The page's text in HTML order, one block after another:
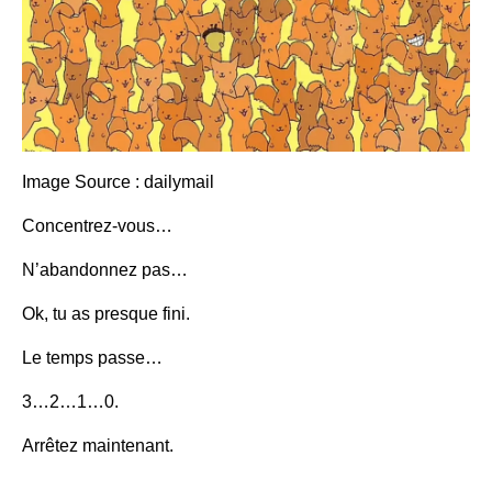
Image Source : dailymail
Concentrez-vous…
N’abandonnez pas…
Ok, tu as presque fini.
Le temps passe…
3…2…1…0.
Arrêtez maintenant.